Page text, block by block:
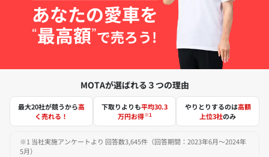
あなたの愛車を
“最高額”で売ろう!
MOTAが選ばれる３つの理由
最大20社が競うから高
く売れる！
下取りよりも平均30.3
万円お得※1
やりとりするのは高額
上位3社のみ
※1 当社実施アンケートより 回答数3,645件（回答期間：2023年6月～2024年
5月）